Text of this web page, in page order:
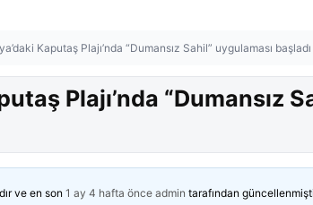
Kaputaş Plajı’nda “Dumansız Sahil” uygulaması başladı
Plajı’nda “Dumansız
ve en son 1 ay 4 hafta önce admin tarafından